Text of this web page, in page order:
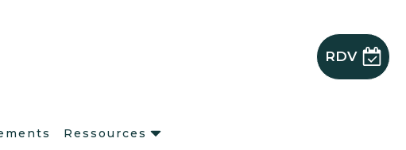
RDV
Ressources